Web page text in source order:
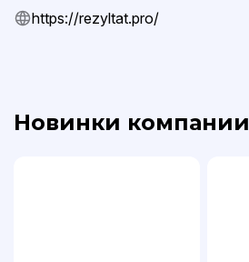
https://rezyltat.pro/
Новинки компании